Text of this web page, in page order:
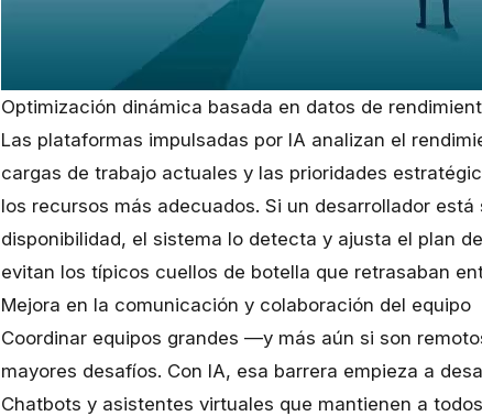
Optimización dinámica basada en datos de
Las plataformas impulsadas por IA analizan el
cargas de trabajo actuales y las prioridades
los recursos más adecuados. Si un desarrollador
disponibilidad, el sistema lo detecta y ajusta el plan
evitan los típicos cuellos de botella que retrasaban
Mejora en la comunicación y colaboración del equipo
Coordinar equipos grandes —y más aún si son
mayores desafíos. Con IA, esa barrera empieza a
Chatbots y asistentes virtuales que mantienen a